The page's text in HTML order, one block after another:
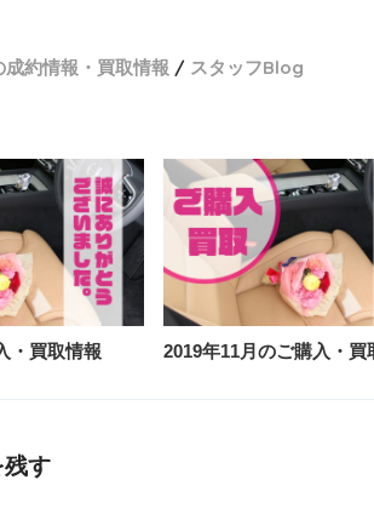
約情報・買取情報
スタッフBlog
・買取情報 2019年11月のご購入・買
残す